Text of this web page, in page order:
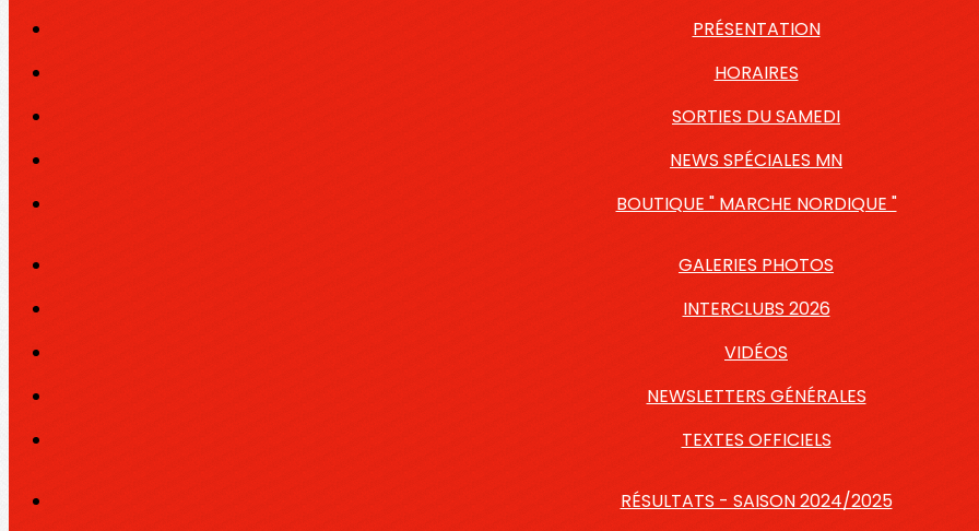
PRÉSENTATION
HORAIRES
SORTIES DU SAMEDI
NEWS SPÉCIALES MN
BOUTIQUE " MARCHE NORDIQUE "
GALERIES PHOTOS
INTERCLUBS 2026
VIDÉOS
NEWSLETTERS GÉNÉRALES
TEXTES OFFICIELS
RÉSULTATS - SAISON 2024/2025